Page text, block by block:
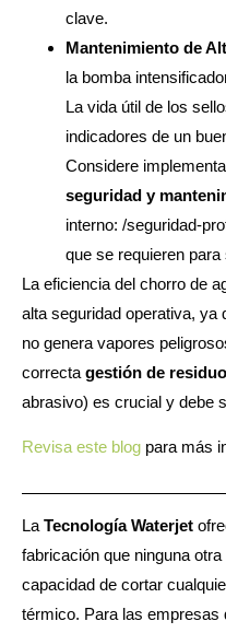
clave.
Mantenimiento de
la bomba
La vida útil de los
indicadores de un
Considere
seguridad y
interno: /seguridad-
que se requieren
La eficiencia del chorro de
alta seguridad operativa, ya
no genera vapores
correcta gestión de
abrasivo) es crucial y debe
Revisa este blog para más
La Tecnología Waterjet
fabricación que ninguna
capacidad de cortar
térmico. Para las empresas